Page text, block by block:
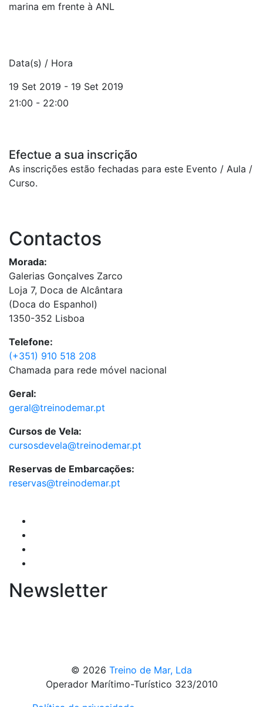
marina em frente à ANL
Data(s) / Hora
19 Set 2019 - 19 Set 2019
21:00 - 22:00
Efectue a sua inscrição
As inscrições estão fechadas para este Evento / Aula /
Curso.
Contactos
Morada:
Galerias Gonçalves Zarco
Loja 7, Doca de Alcântara
(Doca do Espanhol)
1350-352 Lisboa
Telefone:
(+351) 910 518 208
Chamada para rede móvel nacional
Geral:
geral@treinodemar.pt
Cursos de Vela:
cursosdevela@treinodemar.pt
Reservas de Embarcações:
reservas@treinodemar.pt
Newsletter
© 2026 Treino de Mar, Lda
Operador Marítimo-Turístico 323/2010